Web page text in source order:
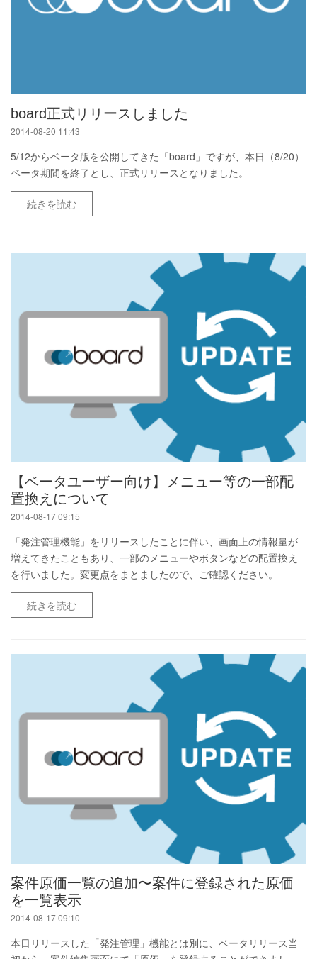
board正式リリースしました
2014-08-20 11:43
5/12からベータ版を公開してきた「board」ですが、本日（8/20）
ベータ期間を終了とし、正式リリースとなりました。
続きを読む
【ベータユーザー向け】メニュー等の一部配
置換えについて
2014-08-17 09:15
「発注管理機能」をリリースしたことに伴い、画面上の情報量が
増えてきたこともあり、一部のメニューやボタンなどの配置換え
を行いました。変更点をまとましたので、ご確認ください。
続きを読む
案件原価一覧の追加〜案件に登録された原価
を一覧表示
2014-08-17 09:10
本日リリースした「発注管理」機能とは別に、ベータリリース当